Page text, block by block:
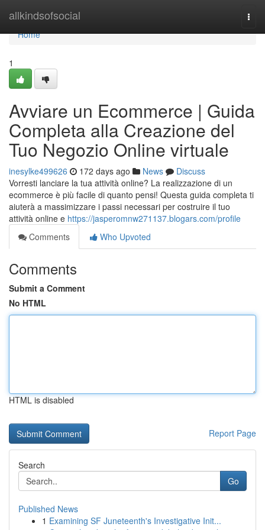
allkindsofsocial
Home
Home
1
Avviare un Ecommerce | Guida
Completa alla Creazione del
Tuo Negozio Online virtuale
inesylke499626 172 days ago News
Discuss
Vorresti lanciare la tua attività online? La realizzazione di un
ecommerce è più facile di quanto pensi! Questa guida completa ti
aiuterà a massimizzare i passi necessari per costruire il tuo
attività online e https://jasperomnw271137.blogars.com/profile
Comments
Who Upvoted
Comments
Submit a Comment
No HTML
HTML is disabled
Report Page
Search
Go
Published News
1 Examining SF Juneteenth's Investigative Init...